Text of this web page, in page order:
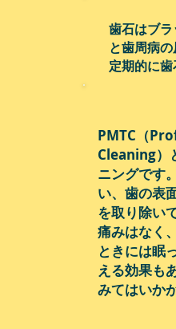
歯石はブ
と歯周病の
定期的に
ポリッ
PMTC（
Cleaning）
ニングです
い、歯の表
を取り除い
痛みはなく
ときには眠
える効果も
みてはいか